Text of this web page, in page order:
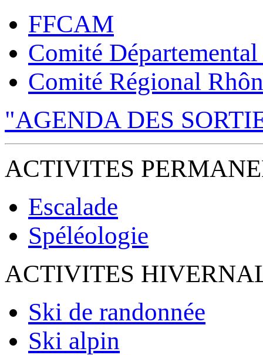
FFCAM
Comité
Comité Régional
"AGENDA DES
ACTIVITES
Escalade
Spéléologie
ACTIVITES
Ski de randonnée
Ski alpin